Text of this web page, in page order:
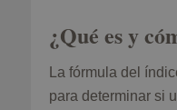
¿Qué es y
La fórmula del
para determinar si